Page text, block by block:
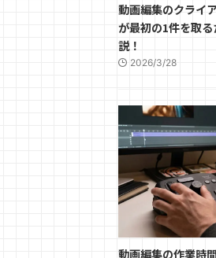
動画編集のクライ
が最初の1件を取
説！
2026/3/28
動画編集の作業時